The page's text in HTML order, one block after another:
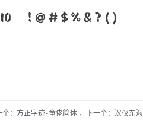
： 方正字迹-童佬简体 ， 下一个： 汉仪东